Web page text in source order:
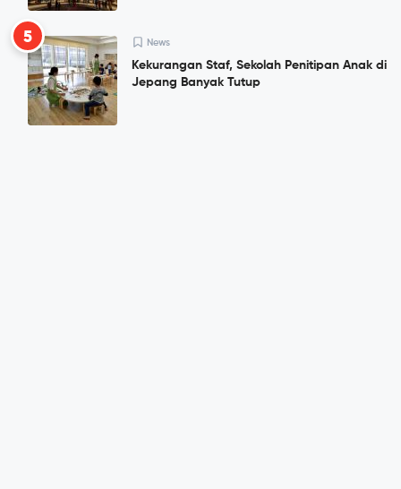
5 News
Kekurangan Staf, Sekolah Penitipan Anak di
Jepang Banyak Tutup